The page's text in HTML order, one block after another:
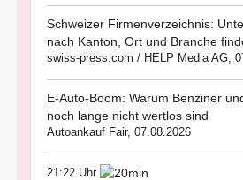
Schweizer Firmenverzeichnis:
nach Kanton, Ort und Branche
swiss-press.com / HELP Media AG,
E-Auto-Boom: Warum Benziner
noch lange nicht wertlos sind
Autoankauf Fair, 07.08.2026
21:22 Uhr